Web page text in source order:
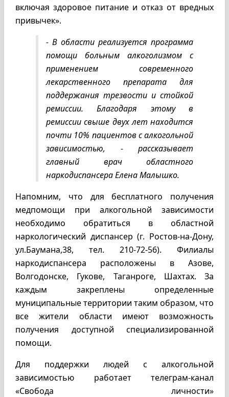
включая здоровое питание и отказ от вредных
привычек».
- В области реализуется программа
помощи больным алкоголизмом с
применением современного
лекарственного препарата для
поддержания трезвости и стойкой
ремиссии. Благодаря этому в
ремиссии свыше двух лет находится
почти 10% пациентов с алкогольной
зависимостью, - рассказывает
главный врач областного
наркодиспансера Елена Малышко.
Напомним, что для бесплатного получения
медпомощи при алкогольной зависимости
необходимо обратиться в областной
наркологический диспансер (г. Ростов-на-Дону,
ул.Баумана,38, тел. 210-72-56). Филиалы
наркодиспансера расположены в Азове,
Волгодонске, Гукове, Таганроге, Шахтах. За
каждым закреплены определенные
муниципальные территории таким образом, что
все жители области имеют возможность
получения доступной специализированной
помощи.
Для поддержки людей с алкогольной
зависимостью работает телеграм-канал
«Свобода личности»